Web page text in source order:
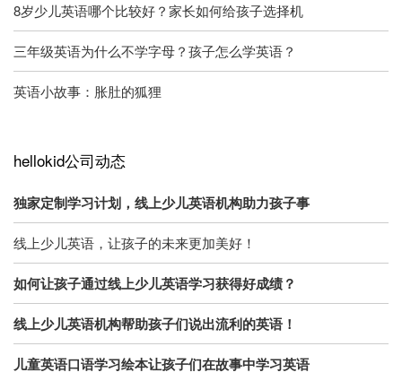
8岁少儿英语哪个比较好？家长如何给孩子选择机
三年级英语为什么不学字母？孩子怎么学英语？
英语小故事：胀肚的狐狸
hellokid公司动态
独家定制学习计划，线上少儿英语机构助力孩子事
线上少儿英语，让孩子的未来更加美好！
如何让孩子通过线上少儿英语学习获得好成绩？
线上少儿英语机构帮助孩子们说出流利的英语！
儿童英语口语学习绘本让孩子们在故事中学习英语